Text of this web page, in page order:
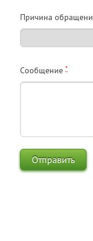
Причина
*
Сообщение